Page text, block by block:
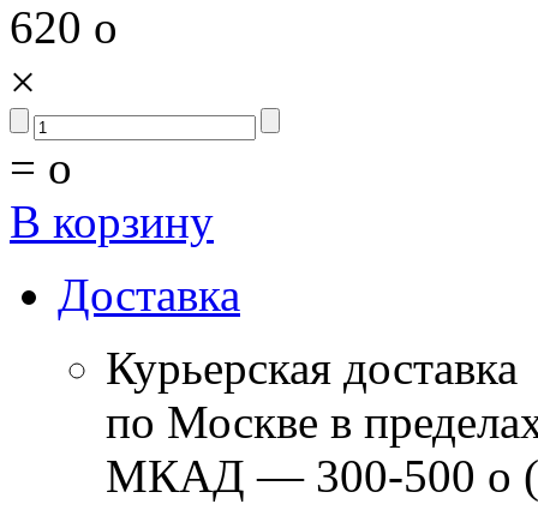
620 o
×
= o
В корзину
Доставка
Курьерская доставка
по Москве в
МКАД — 300-500 o